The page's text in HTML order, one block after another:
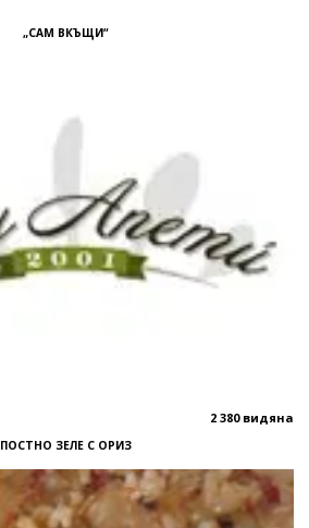
„САМ ВКЪЩИ“
2 380 видяна
ПОСТНО ЗЕЛЕ С ОРИЗ